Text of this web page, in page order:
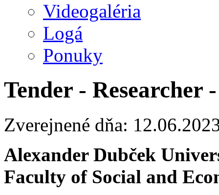
Videogaléria
Logá
Ponuky
Tender - Researcher
Zverejnené dňa:
Alexander Dubček
Faculty of Social and